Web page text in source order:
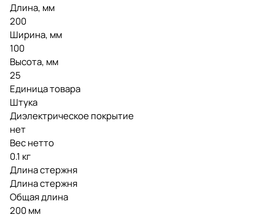
Длина, мм
200
Ширина, мм
100
Высота, мм
25
Единица товара
Штука
Диэлектрическое покрытие
нет
Вес нетто
0.1 кг
Длина стержня
Длина стержня
Общая длина
200 мм